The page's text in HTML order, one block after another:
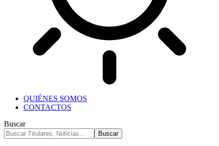
QUIÉNES SOMOS
CONTACTOS
Buscar